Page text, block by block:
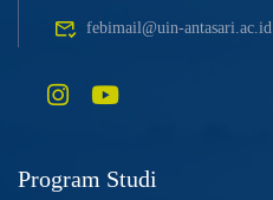
febimail@uin-antasari.ac.id
Program Studi